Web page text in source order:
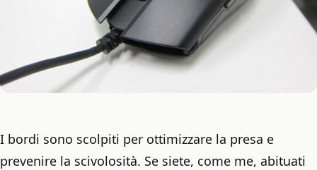
I bordi sono scolpiti per ottimizzare la presa e
prevenire la scivolosità. Se siete, come me, abituati